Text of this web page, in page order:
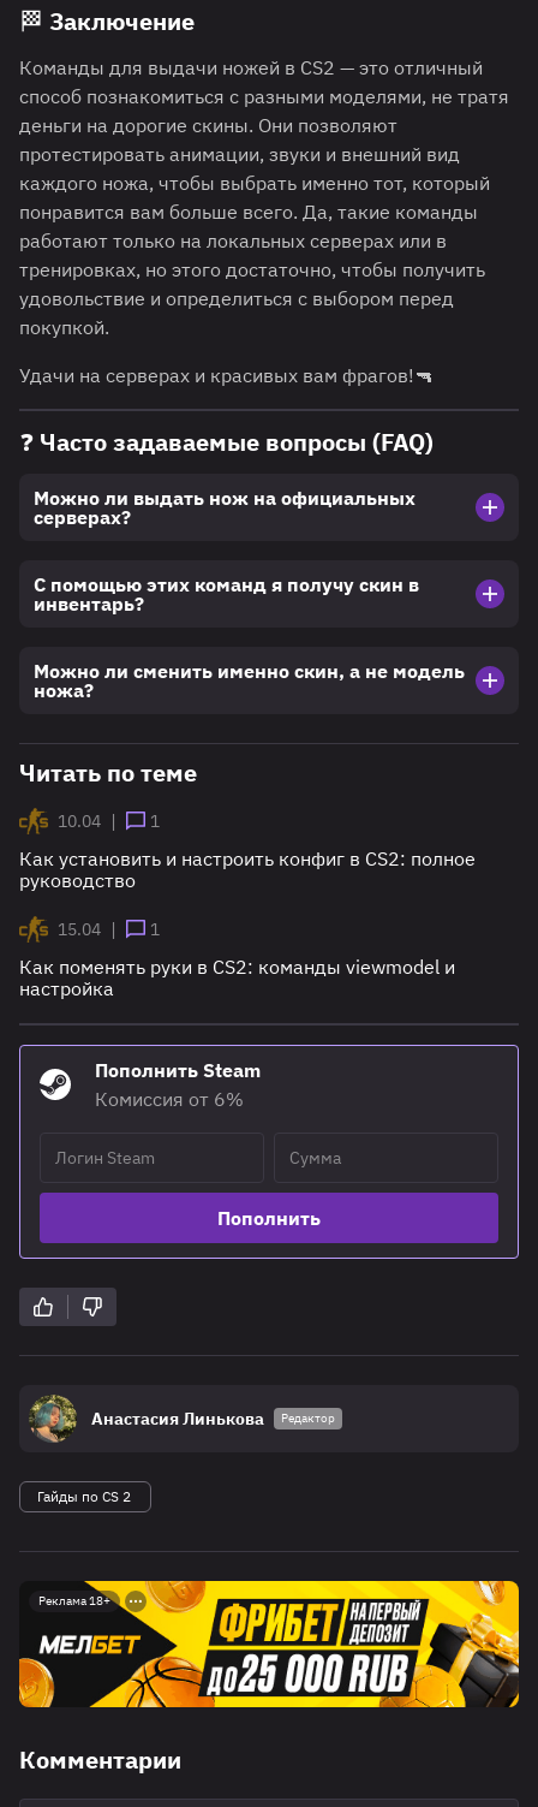
🏁 Заключение
Команды для выдачи ножей в CS2 — это отличный
способ познакомиться с разными моделями, не тратя
деньги на дорогие скины. Они позволяют
протестировать анимации, звуки и внешний вид
каждого ножа, чтобы выбрать именно тот, который
понравится вам больше всего. Да, такие команды
работают только на локальных серверах или в
тренировках, но этого достаточно, чтобы получить
удовольствие и определиться с выбором перед
покупкой.
Удачи на серверах и красивых вам фрагов!🔫
❓ Часто задаваемые вопросы (FAQ)
Можно ли выдать нож на официальных
серверах?
С помощью этих команд я получу скин в
инвентарь?
Можно ли сменить именно скин, а не модель
ножа?
Читать по теме
10.04 | 1
Как установить и настроить конфиг в CS2: полное
руководство
15.04 | 1
Как поменять руки в CS2: команды viewmodel и
настройка
Пополнить Steam
Комиссия от 6%
Пополнить
Анастасия Линькова Редактор
Гайды по CS 2
Реклама 18+
Комментарии